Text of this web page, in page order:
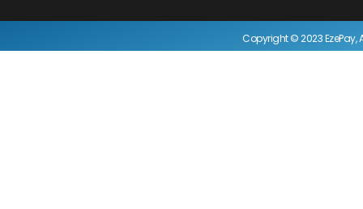
Copyright © 2023 EzePay,